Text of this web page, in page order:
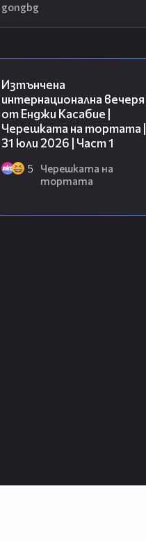
gongbg
Изтънчена
интернационална вечеря
от Енджи Касабие |
Черешката на тортата |
31 юли 2026 | Част 1
5
Черешката на
тортата